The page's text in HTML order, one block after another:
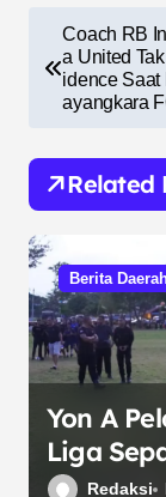
a
a
s
i
p
o
Coach RB
a United
idence Saat
ayangkara
Related
Berita
Yon A
Liga
KaltimRedaksi